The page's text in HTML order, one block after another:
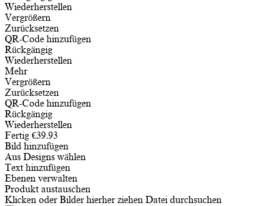
Wiederherstellen
Vergrößern
Zurücksetzen
QR-Code hinzufügen
Rückgängig
Wiederherstellen
Mehr
Vergrößern
Zurücksetzen
QR-Code hinzufügen
Rückgängig
Wiederherstellen
Fertig €39.93
Bild hinzufügen
Aus Designs wählen
Text hinzufügen
Ebenen verwalten
Produkt austauschen
Klicken oder Bilder hierher ziehen Datei durchsuchen